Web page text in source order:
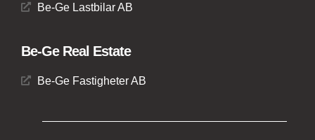
Be-Ge Lastbilar AB
Be-Ge Real Estate
Be-Ge Fastigheter AB